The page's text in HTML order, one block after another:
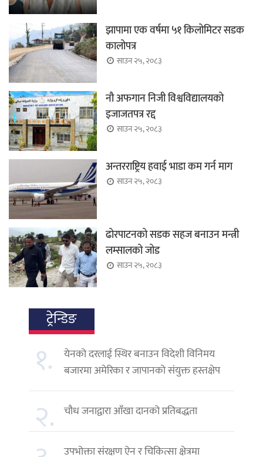
झापामा एक वर्षमा ५१ किलोमिटर सडक
कालोपत्र
साउन २५, २०८३
नौ अफगान निजी विश्वविद्यालयको
इजाजतपत्र रद्द
साउन २५, २०८३
अन्तरराष्ट्रिय हवाई भाडा कम गर्न माग
साउन २५, २०८३
ढोरपाटनको सडक सहज बनाउन मन्त्री
लम्सालको जोड
साउन २५, २०८३
ट्रेन्डिङ
१.
येनको दरलाई स्थिर बनाउन विदेशी विनिमय
बजारमा अमेरिका र जापानको संयुक्त हस्तक्षेप
२. चौध जनाद्वारा आँखा दानको प्रतिबद्धता
उपभोक्ता संरक्षण ऐन र चिकित्सा क्षेत्रमा